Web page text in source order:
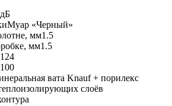
Муар «Черный»
мм1.5
мм1.5
124
100
вата Knauf + порилекс
слоёв